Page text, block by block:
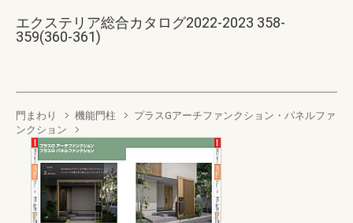
エクステリア総合カタログ2022-2023 358-
359(360-361)
門まわり 機能門柱
プラスGアーチファンクション・パネルファ
ンクション